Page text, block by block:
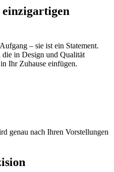
– sie ist ein Statement.
die in Design und Qualität
Ihr Zuhause einfügen.
genau nach Ihren Vorstellungen